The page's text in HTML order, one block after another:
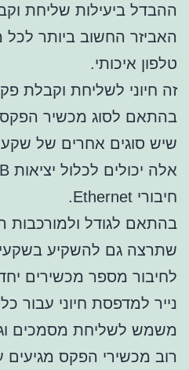
ההבדל ביעילות שליחת
האביזר החשוב ביותר לכל
טלפון איכותי.
זה חיוני לשליחת וקבלת
בהתאם לסוג מכשיר
שיש סוגים אחרים של
חיבורי Ethernet.
בהתאם לגודל ולמורכבות
שתרצה גם להשקיע
לחיבור מספר מכשירים
נייר למדפסת חיוני עבור
משמש לשליחת מסמכים
רוב מכשירי הפקס מגיעים